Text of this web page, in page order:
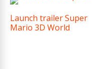
Launch trailer Super
Mario 3D World